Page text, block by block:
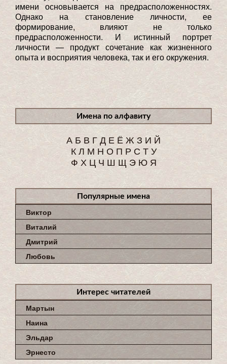
имени основывается на предрасположенностях.
Однако на становление личности, ее
формирование, влияют не только
предрасположенности. И истинный портрет
личности — продукт сочетание как жизненного
опыта и восприятия человека, так и его окружения.
Имена по алфавиту
А Б В ГД Е Ё Ж З И Й
К Л М Н О П Р С Т У
Ф Х Ц Ч Ш Щ Э Ю Я
Популярные имена
Виктор
Виталий
Дмитрий
Любовь
Интерес читателей
Мартын
Наина
Эльдар
Эрнесто